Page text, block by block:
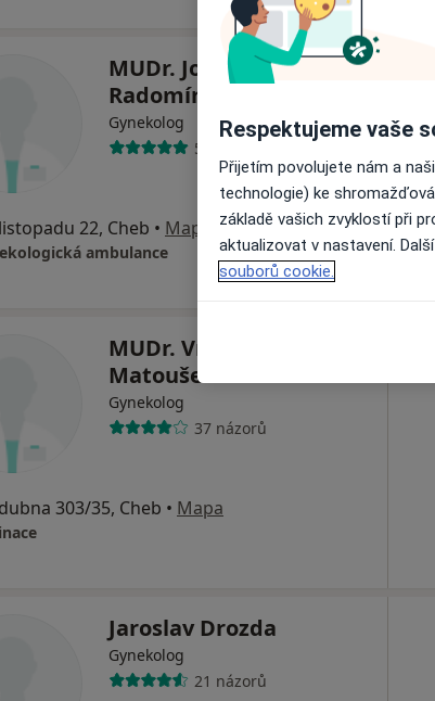
MUDr. Johannes
Radomír
Gynekolog
56 názorů
22, Cheb • Mapa
ambulance
MUDr. Vratislav
Matoušek
Gynekolog
37 názorů
303/35, Cheb • Mapa
Jaroslav Drozda
Gynekolog
21 názorů
Respektujeme vaše
Přijetím povolujete nám a
technologie) ke
základě vašich zvyklostí při
aktualizovat v nastavení.
souborů cookie.